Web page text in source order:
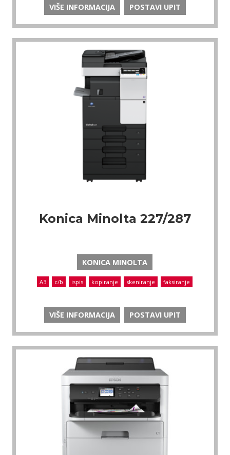
VIŠE INFORMACIJA POSTAVI UPIT
Konica Minolta 227/287
KONICA MINOLTA
A3 c/b ispis kopiranje skeniranje faksiranje
VIŠE INFORMACIJA POSTAVI UPIT